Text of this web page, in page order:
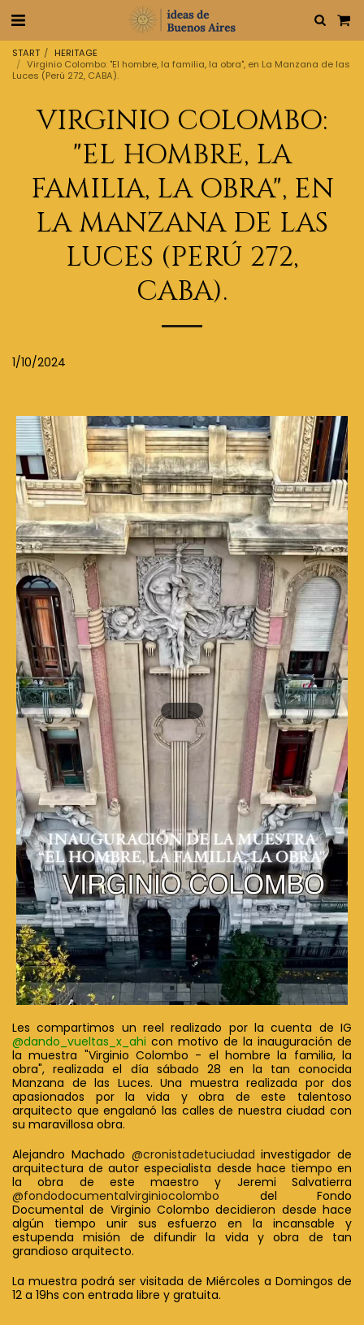
START
HERITAGE
Virginio Colombo: "El hombre, la familia, la obra", en La Manzana de las
Luces (Perú 272, CABA).
VIRGINIO COLOMBO:
"EL HOMBRE, LA
FAMILIA, LA OBRA", EN
LA MANZANA DE LAS
LUCES (PERÚ 272,
CABA).
1/10/2024
Les compartimos un reel realizado por la cuenta de IG
@dando_vueltas_x_ahi con motivo de la inauguración de
la muestra "Virginio Colombo - el hombre la familia, la
obra", realizada el día sábado 28 en la tan conocida
Manzana de las Luces. Una muestra realizada por dos
apasionados por la vida y obra de este talentoso
arquitecto que engalanó las calles de nuestra ciudad con
su maravillosa obra.
Alejandro Machado @cronistadetuciudad investigador de
arquitectura de autor especialista desde hace tiempo en
la obra de este maestro y Jeremi Salvatierra
@fondodocumentalvirginiocolombo del Fondo
Documental de Virginio Colombo decidieron desde hace
algún tiempo unir sus esfuerzo en la incansable y
estupenda misión de difundir la vida y obra de tan
grandioso arquitecto.
La muestra podrá ser visitada de Miércoles a Domingos de
12 a 19hs con entrada libre y gratuita.